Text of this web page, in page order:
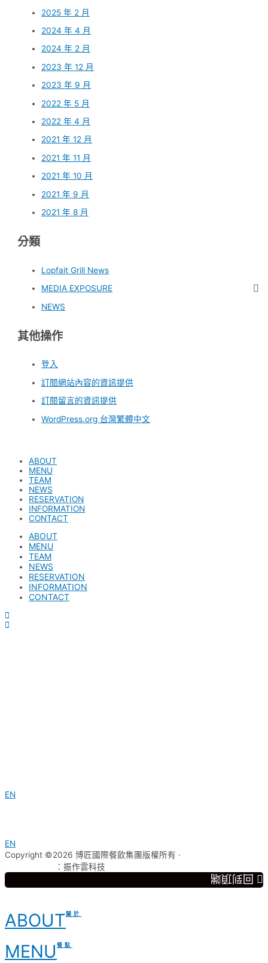
2025 年 2 月
2024 年 4 月
2024 年 2 月
2023 年 12 月
2023 年 9 月
2022 年 5 月
2022 年 4 月
2021 年 12 月
2021 年 11 月
2021 年 10 月
2021 年 9 月
2021 年 8 月
分類
Lopfait Grill News
MEDIA EXPOSURE
NEWS
其他操作
登入
訂閱網站內容的資訊提供
訂閱留言的資訊提供
WordPress.org 台灣繁體中文
ABOUT
MENU
TEAM
NEWS
RESERVATION
INFORMATION
CONTACT
ABOUT
MENU
TEAM
NEWS
RESERVATION
INFORMATION
CONTACT
EN
EN
Copyright ©2026 博匠國際餐飲集團版權所有 ·
：振作雲科技
回到頂端
ABOUT關於
MENU 餐點